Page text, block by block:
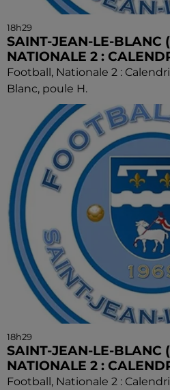
18h29
SAINT-JEAN-LE-BLANC
NATIONALE 2 :
Football, Nationale 2 :
Blanc, poule H.
18h29
SAINT-JEAN-LE-BLANC
NATIONALE 2 :
Football, Nationale 2 :